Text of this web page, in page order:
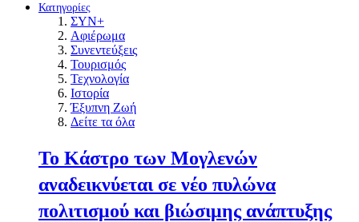
Κατηγορίες
ΣΥΝ+
Αφιέρωμα
Συνεντεύξεις
Τουρισμός
Τεχνολογία
Ιστορία
Έξυπνη Ζωή
Δείτε τα όλα
Το Κάστρο των Μογλενών
αναδεικνύεται σε νέο πυλώνα
πολιτισμού και βιώσιμης ανάπτυξης